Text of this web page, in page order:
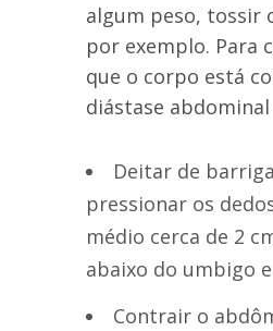
algum peso, tossir
por exemplo. Para
que o corpo está
diástase
Deitar de
pressionar os
médio cerca de 2
abaixo do umbigo
Contrair o